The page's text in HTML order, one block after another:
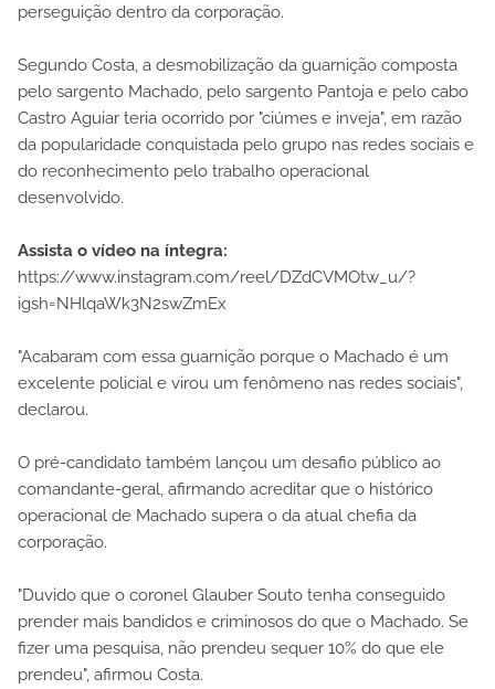
perseguição dentro da corporação.
Segundo Costa, a desmobilização da guarnição composta
pelo sargento Machado, pelo sargento Pantoja e pelo cabo
Castro Aguiar teria ocorrido por "ciúmes e inveja", em razão
da popularidade conquistada pelo grupo nas redes sociais e
do reconhecimento pelo trabalho operacional
desenvolvido.
Assista o vídeo na íntegra:
https://www.instagram.com/reel/DZdCVMOtw_u/?
igsh=NHlqaWk3N2swZmEx
"Acabaram com essa guarnição porque o Machado é um
excelente policial e virou um fenômeno nas redes sociais",
declarou.
O pré-candidato também lançou um desafio público ao
comandante-geral, afirmando acreditar que o histórico
operacional de Machado supera o da atual chefia da
corporação.
"Duvido que o coronel Glauber Souto tenha conseguido
prender mais bandidos e criminosos do que o Machado. Se
fizer uma pesquisa, não prendeu sequer 10% do que ele
prendeu", afirmou Costa.